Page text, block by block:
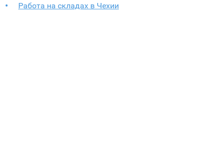
Работа на складах в Чехии